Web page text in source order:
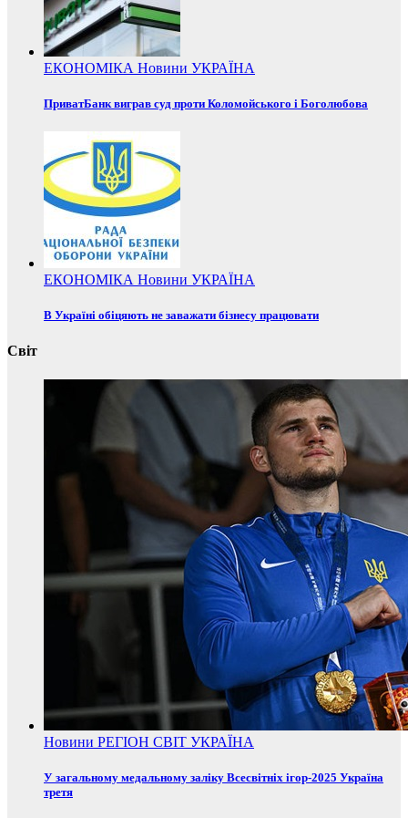
ЕКОНОМІКА Новини УКРАЇНА
ПриватБанк виграв суд проти Коломойського і Боголюбова
ЕКОНОМІКА Новини УКРАЇНА
В Україні обіцяють не заважати бізнесу працювати
Світ
Новини РЕГІОН СВІТ УКРАЇНА
У загальному медальному заліку Всесвітніх ігор-2025 Україна
третя